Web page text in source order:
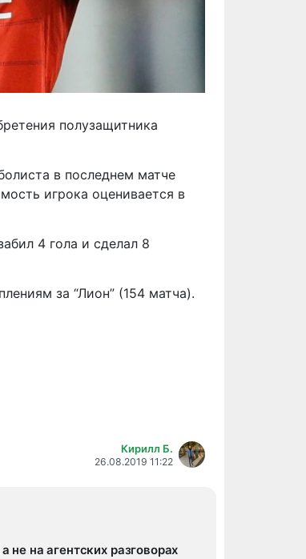
полузащитника
в последнем матче
игрока оценивается в
4 гола и сделал 8
за “Лион” (154 матча).
Кирилл Б.
26.08.2019 11:22
на агентских разговорах